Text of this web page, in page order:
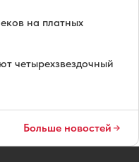
на платных
четырехзвездочный
Больше новостей